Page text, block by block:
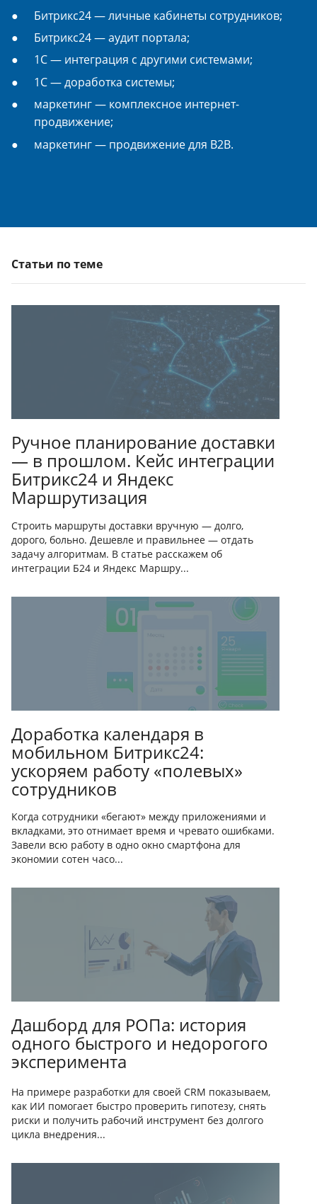
Битрикс24 — личные кабинеты сотрудников;
Битрикс24 — аудит портала;
1С — интеграция с другими системами;
1С — доработка системы;
маркетинг — комплексное интернет-
продвижение;
маркетинг — продвижение для B2B.
Статьи по теме
Ручное планирование доставки
— в прошлом. Кейс интеграции
Битрикс24 и Яндекс
Маршрутизация
Строить маршруты доставки вручную — долго,
дорого, больно. Дешевле и правильнее — отдать
задачу алгоритмам. В статье расскажем об
интеграции Б24 и Яндекс Маршру...
Доработка календаря в
мобильном Битрикс24:
ускоряем работу «полевых»
сотрудников
Когда сотрудники «бегают» между приложениями и
вкладками, это отнимает время и чревато ошибками.
Завели всю работу в одно окно смартфона для
экономии сотен часо...
Дашборд для РОПа: история
одного быстрого и недорогого
эксперимента
На примере разработки для своей CRM показываем,
как ИИ помогает быстро проверить гипотезу, снять
риски и получить рабочий инструмент без долгого
цикла внедрения...